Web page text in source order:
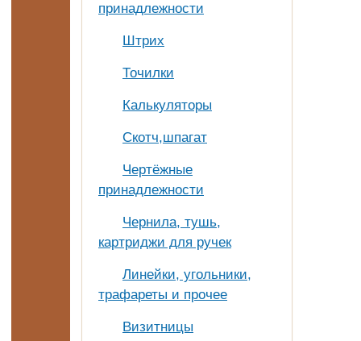
принадлежности
Штрих
Точилки
Калькуляторы
Скотч,шпагат
Чертёжные
принадлежности
Чернила, тушь,
картриджи для ручек
Линейки, угольники,
трафареты и прочее
Визитницы